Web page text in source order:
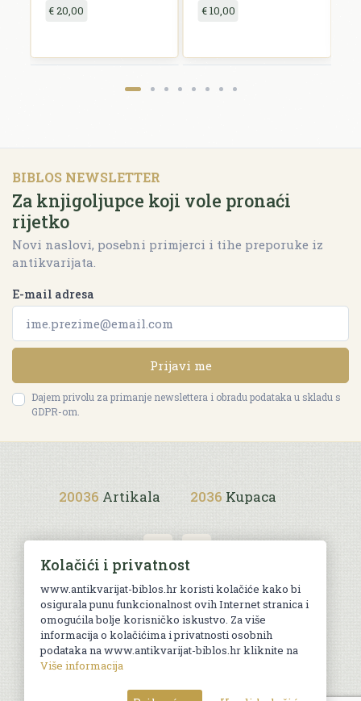
€ 20,00 € 10,00
BIBLOS NEWSLETTER
Za knjigoljupce koji vole pronaći
rijetko
Novi naslovi, posebni primjerci i tihe preporuke iz
antikvarijata.
E-mail adresa
Prijavi me
Dajem privolu za primanje newslettera i obradu podataka u skladu s
GDPR-om.
20036 Artikala 2036 Kupaca
Uvjeti kupnje
© Sva prava pridržana. Web by
Kolačići i privatnost
www.antikvarijat-biblos.hr koristi kolačiće kako bi
osigurala punu funkcionalnost ovih Internet stranica i
omogućila bolje korisničko iskustvo. Za više
informacija o kolačićima i privatnosti osobnih
podataka na www.antikvarijat-biblos.hr kliknite na
Više informacija